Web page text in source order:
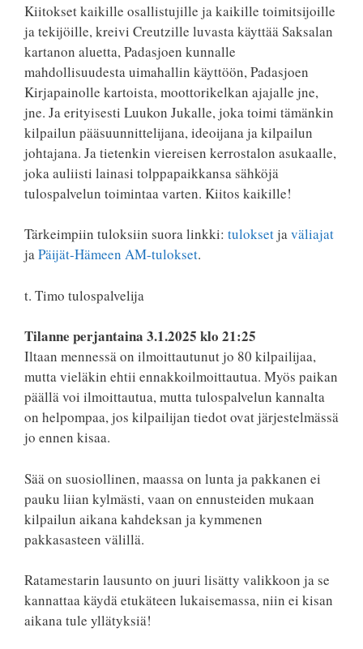
Kiitokset kaikille osallistujille ja kaikille toimitsijoille
ja tekijöille, kreivi Creutzille luvasta käyttää Saksalan
kartanon aluetta, Padasjoen kunnalle
mahdollisuudesta uimahallin käyttöön, Padasjoen
Kirjapainolle kartoista, moottorikelkan ajajalle jne,
jne. Ja erityisesti Luukon Jukalle, joka toimi tämänkin
kilpailun pääsuunnittelijana, ideoijana ja kilpailun
johtajana. Ja tietenkin viereisen kerrostalon asukaalle,
joka auliisti lainasi tolppapaikkansa sähköjä
tulospalvelun toimintaa varten. Kiitos kaikille!
Tärkeimpiin tuloksiin suora linkki: tulokset javäliajat
jaPäijät-Hämeen AM-tulokset.
t. Timo tulospalvelija
Tilanne perjantaina 3.1.2025 klo 21:25
Iltaan mennessä on ilmoittautunut jo 80 kilpailijaa,
mutta vieläkin ehtii ennakkoilmoittautua. Myös paikan
päällä voi ilmoittautua, mutta tulospalvelun kannalta
on helpompaa, jos kilpailijan tiedot ovat järjestelmässä
jo ennen kisaa.
Sää on suosiollinen, maassa on lunta ja pakkanen ei
pauku liian kylmästi, vaan on ennusteiden mukaan
kilpailun aikana kahdeksan ja kymmenen
pakkasasteen välillä.
Ratamestarin lausunto on juuri lisätty valikkoon ja se
kannattaa käydä etukäteen lukaisemassa, niin ei kisan
aikana tule yllätyksiä!